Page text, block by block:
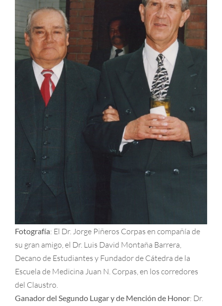
Fotografía: El Dr. Jorge Piñeros Corpas en compañía de
su gran amigo, el Dr. Luis David Montaña Barrera,
Decano de Estudiantes y Fundador de Cátedra de la
Escuela de Medicina Juan N. Corpas, en los corredores
del Claustro.
Ganador del Segundo Lugar y de Mención de Honor: Dr.